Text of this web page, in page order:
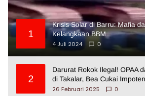
1
Krisis Solar di Barru: Mafia
Kelangkaan BBM
4 Juli 2024
0
2
Darurat Rokok Ilegal! OPAA
di Takalar, Bea Cukai Impoten
26 Februari 2025
0